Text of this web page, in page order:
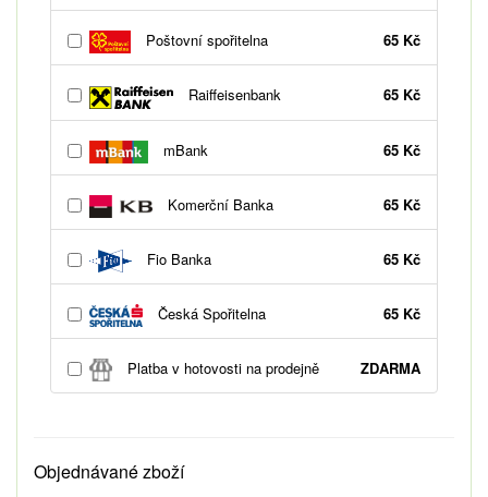
Poštovní spořitelna 65 Kč
Raiffeisenbank 65 Kč
mBank 65 Kč
Komerční Banka 65 Kč
Fio Banka 65 Kč
Česká Spořitelna 65 Kč
Platba v hotovosti na prodejně ZDARMA
Objednávané zboží